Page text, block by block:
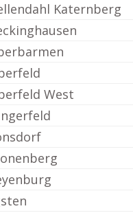
Katernberg
West